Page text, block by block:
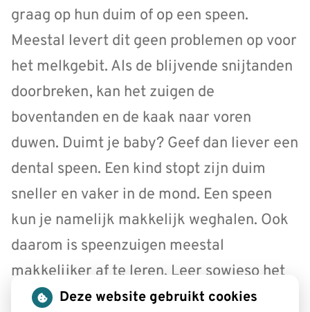
graag op hun duim of op een speen.
Meestal levert dit geen problemen op voor
het melkgebit. Als de blijvende snijtanden
doorbreken, kan het zuigen de
boventanden en de kaak naar voren
duwen. Duimt je baby? Geef dan liever een
dental speen. Een kind stopt zijn duim
sneller en vaker in de mond. Een speen
kun je namelijk makkelijk weghalen. Ook
daarom is speenzuigen meestal
makkelijker af te leren. Leer sowieso het
duim- of speenzuigen zo vroeg mogelijk
Deze website gebruikt cookies